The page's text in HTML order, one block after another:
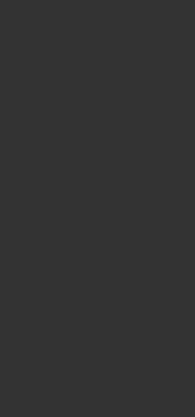
ME ON THIS